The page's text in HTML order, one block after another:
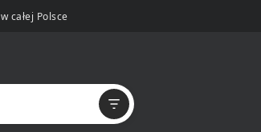
całej Polsce